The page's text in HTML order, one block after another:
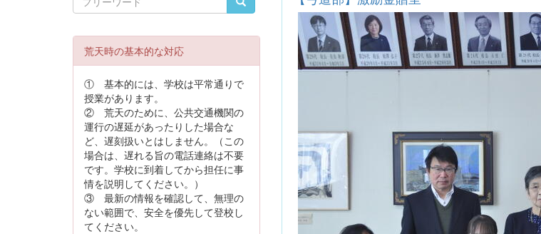
荒天時の基本的な対応
① 基本的には、学校は平常通りで
授業があります。
② 荒天のために、公共交通機関の
運行の遅延があったりした場合な
ど、遅刻扱いとはしません。（この
場合は、遅れる旨の電話連絡は不要
です。学校に到着してから担任に事
情を説明してください。）
③ 最新の情報を確認して、無理の
ない範囲で、安全を優先して登校し
てください。